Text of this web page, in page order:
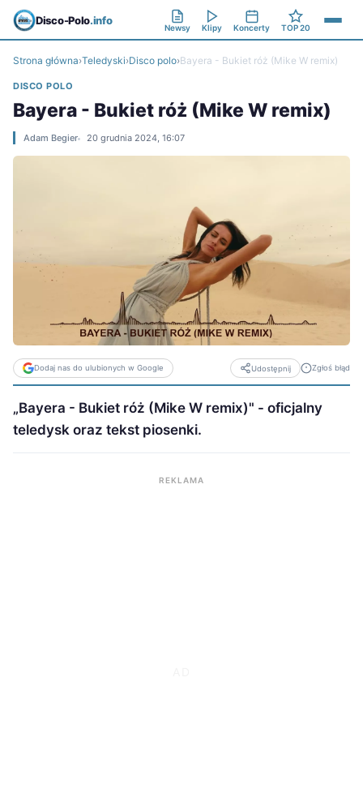
Disco-Polo.info
Newsy Klipy Koncerty TOP 20
Strona główna›Teledyski›Disco polo›Bayera - Bukiet róż (Mike W remix)
DISCO POLO
Bayera - Bukiet róż (Mike W remix)
Adam Begier 20 grudnia 2024, 16:07
Dodaj nas do ulubionych w Google Udostępnij Zgłoś błąd
„Bayera - Bukiet róż (Mike W remix)" - oficjalny
teledysk oraz tekst piosenki.
REKLAMA